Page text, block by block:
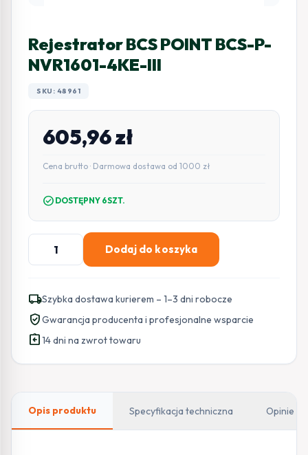
Rejestrator BCS POINT BCS-P-
NVR1601-4KE-III
SKU: 48961
605,96zł
Cena brutto · Darmowa dostawa od 1000 zł
check_circle DOSTĘPNY 6SZT.
ilość
Rejestrator
POINT
BCS-
P-
NVR1601-
Dodaj do koszyka
local_shippingSzybka dostawa kurierem – 1–3 dni robocze
verified_userGwarancja producenta i profesjonalne wsparcie
assignment_return14 dni na zwrot towaru
Opis produktu Specyfikacja techniczna Opinie